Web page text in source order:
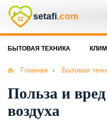
setafi.com
БЫТОВАЯ ТЕХНИКА
Главная Бытовая
Польза и
воздуха